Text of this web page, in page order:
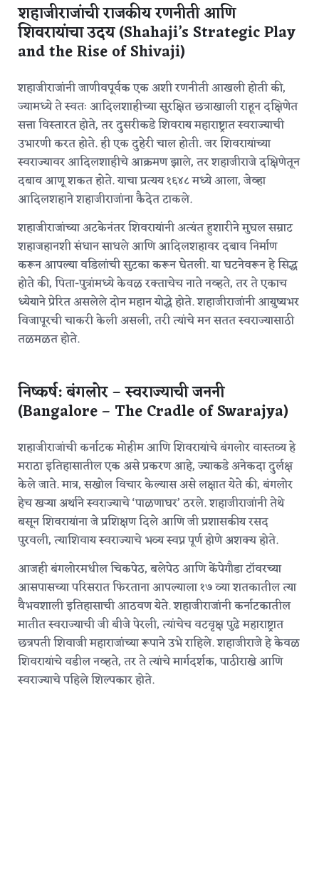
शहाजीराजांची राजकीय रणनीती आणि
शिवरायांचा उदय (Shahaji’s Strategic Play
and the Rise of Shivaji)
शहाजीराजांनी जाणीवपूर्वक एक अशी रणनीती आखली होती की,
ज्यामध्ये ते स्वतः आदिलशाहीच्या सुरक्षित छत्राखाली राहून दक्षिणेत
सत्ता विस्तारत होते, तर दुसरीकडे शिवराय महाराष्ट्रात स्वराज्याची
उभारणी करत होते.ही एक दुहेरी चाल होती. जर शिवरायांच्या
स्वराज्यावर आदिलशाहीचे आक्रमण झाले, तर शहाजीराजे दक्षिणेतून
दबाव आणू शकत होते. याचा प्रत्यय १६४८ मध्ये आला, जेव्हा
आदिलशहाने शहाजीराजांना कैदेत टाकले.
शहाजीराजांच्या अटकेनंतर शिवरायांनी अत्यंत हुशारीने मुघल सम्राट
शहाजहानशी संधान साधले आणि आदिलशहावर दबाव निर्माण
करून आपल्या वडिलांची सुटका करून घेतली.या घटनेवरून हे सिद्ध
होते की, पिता-पुत्रांमध्ये केवळ रक्ताचेच नाते नव्हते, तर ते एकाच
ध्येयाने प्रेरित असलेले दोन महान योद्धे होते. शहाजीराजांनी आयुष्यभर
विजापूरची चाकरी केली असली, तरी त्यांचे मन सतत स्वराज्यासाठी
तळमळत होते.
निष्कर्ष: बंगलोर – स्वराज्याची जननी
(Bangalore – The Cradle of Swarajya)
शहाजीराजांची कर्नाटक मोहीम आणि शिवरायांचे बंगलोर वास्तव्य हे
मराठा इतिहासातील एक असे प्रकरण आहे, ज्याकडे अनेकदा दुर्लक्ष
केले जाते. मात्र, सखोल विचार केल्यास असे लक्षात येते की, बंगलोर
हेच खऱ्या अर्थाने स्वराज्याचे ‘पाळणाघर’ ठरले. शहाजीराजांनी तेथे
बसून शिवरायांना जे प्रशिक्षण दिले आणि जी प्रशासकीय रसद
पुरवली, त्याशिवाय स्वराज्याचे भव्य स्वप्न पूर्ण होणे अशक्य होते.
आजही बंगलोरमधील चिकपेठ, बलेपेठ आणि केंपेगौडा टॉवरच्या
आसपासच्या परिसरात फिरताना आपल्याला १७ व्या शतकातील त्या
वैभवशाली इतिहासाची आठवण येते. शहाजीराजांनी कर्नाटकातील
मातीत स्वराज्याची जी बीजे पेरली, त्यांचेच वटवृक्ष पुढे महाराष्ट्रात
छत्रपती शिवाजी महाराजांच्या रूपाने उभे राहिले.शहाजीराजे हे केवळ
शिवरायांचे वडील नव्हते, तर ते त्यांचे मार्गदर्शक, पाठीराखे आणि
स्वराज्याचे पहिले शिल्पकार होते.